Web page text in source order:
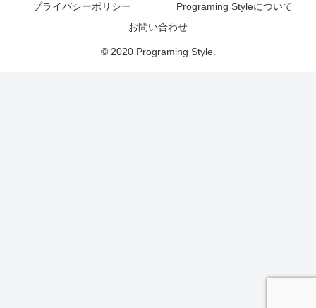
プライバシーポリシー
Programing Styleについて
お問い合わせ
© 2020 Programing Style.